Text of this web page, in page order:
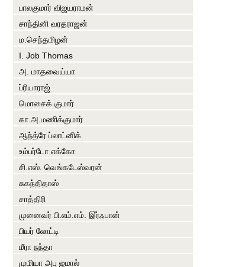
பாலகுமார் விஜயராமன்
சாந்தினி வரதராஜன்
ம.செந்தமிழன்
I. Job Thomas
அ. மாதவைய்யா
ப்ரியாராஜ்
மொசைக் குமார்
கா.அ.மணிக்குமார்
ஆந்த்ரே ப்லாட்னிக்
உம்பர்டோ எக்கோ
சி.எஸ். வெங்கடேஸ்வரன்
சுகந்திதாஸ்
சாத்திரி
முனைவர் பி.எம்.எம். இர்ஃபான்
பியர் லோட்டி
மீரா நந்தா
முமியா அபு ஜமால்